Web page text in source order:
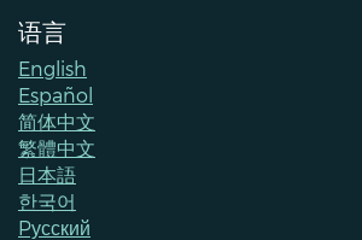
语言
English
Español
简体中文
繁體中文
日本語
한국어
Pусский